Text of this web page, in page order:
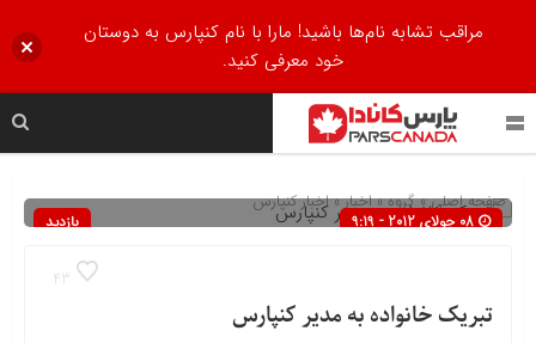
صفحه اصلی» گروه »اخبار»اخبار کنپارس
08 جولای 2012 - 9:19
بازدید
43
تبریک خانواده به مدیر کنپارس
مراقب تشابه نام‌ها باشید! مارا با نام کنپارس به دوستان
خود معرفی کنید.